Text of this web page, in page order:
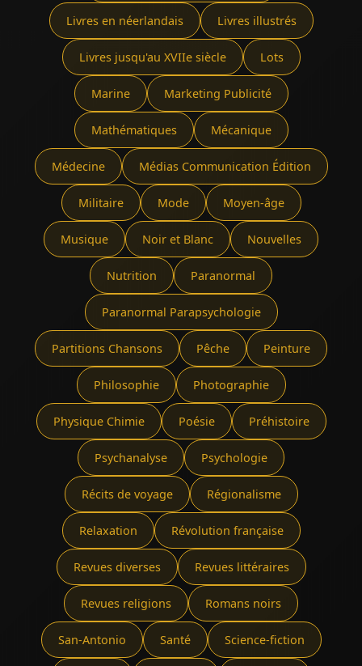
Livres en néerlandais Livres illustrés
Livres jusqu'au XVIIe siècle Lots
Marine Marketing Publicité
Mathématiques Mécanique
Médecine Médias Communication Édition
Militaire Mode Moyen-âge
Musique Noir et Blanc Nouvelles
Nutrition Paranormal
Paranormal Parapsychologie
Partitions Chansons Pêche Peinture
Philosophie Photographie
Physique Chimie Poésie Préhistoire
Psychanalyse Psychologie
Récits de voyage Régionalisme
Relaxation Révolution française
Revues diverses Revues littéraires
Revues religions Romans noirs
San-Antonio Santé Science-fiction